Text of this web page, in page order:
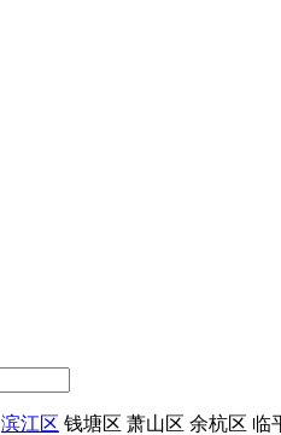
滨江区 钱塘区 萧山区 余杭区 临